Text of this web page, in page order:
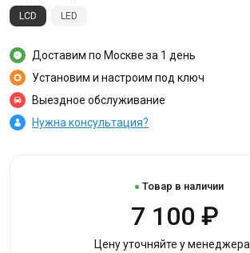
LCD LED
Доставим по Москве за 1 день
Установим и настроим под ключ
Выездное обслуживание
Нужна консультация?
Товар в наличии
7 100 ₽
Цену уточняйте у менеджера